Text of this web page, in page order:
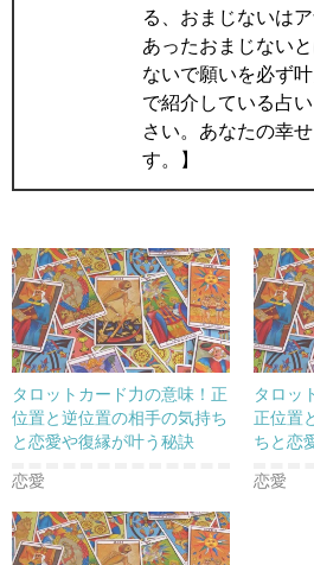
る、おまじないは
あったおまじない
ないで願いを必ず
で紹介している占
さい。あなたの幸
す。】
タロットカード力の意味！正
位置と逆位置の相手の気持ち
と恋愛や復縁が叶う秘訣
恋愛
タロッ
正位置
ちと恋
恋愛